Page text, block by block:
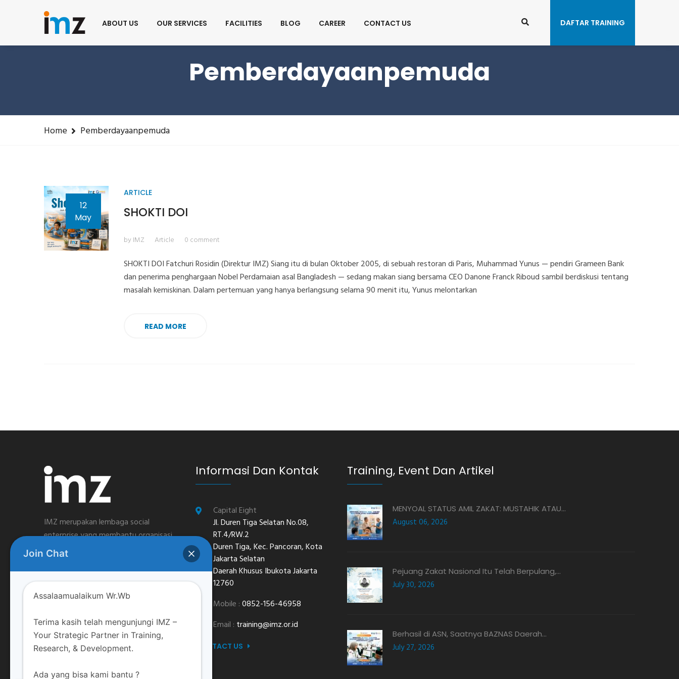
ABOUT US OUR SERVICES FACILITIES BLOG CAREER CONTACT US DAFTAR TRAINING
Pemberdayaanpemuda
Home Pemberdayaanpemuda
12
May
ARTICLE
SHOKTI DOI
by IMZ Article 0 comment
SHOKTI DOI Fatchuri Rosidin (Direktur IMZ) Siang itu di bulan Oktober 2005, di sebuah restoran di Paris, Muhammad Yunus — pendiri Grameen Bank
dan penerima penghargaan Nobel Perdamaian asal Bangladesh — sedang makan siang bersama CEO Danone Franck Riboud sambil berdiskusi tentang
masalah kemiskinan. Dalam pertemuan yang hanya berlangsung selama 90 menit itu, Yunus melontarkan
READ MORE
IMZ merupakan lembaga social
enterprise yang membantu organisasi
profit dan nirlaba di bidang leadership,
pengembangan SDM dan
pemberdayaan masyarakat berbasis
Informasi Dan Kontak
Capital Eight
Jl. Duren Tiga Selatan No.08,
RT.4/RW.2
Duren Tiga, Kec. Pancoran, Kota
Jakarta Selatan
Daerah Khusus Ibukota Jakarta
12760
Mobile :0852-156-46958
Email : training@imz.or.id
CONTACT US
Training, Event Dan Artikel
MENYOAL STATUS AMIL ZAKAT: MUSTAHIK ATAU...
August 06, 2026
Pejuang Zakat Nasional Itu Telah Berpulang,...
July 30, 2026
Berhasil di ASN, Saatnya BAZNAS Daerah...
July 27, 2026
Join Chat
Assalaamualaikum Wr.Wb
Terima kasih telah mengunjungi IMZ –
Your Strategic Partner in Training,
Research, & Development.
Ada yang bisa kami bantu ?